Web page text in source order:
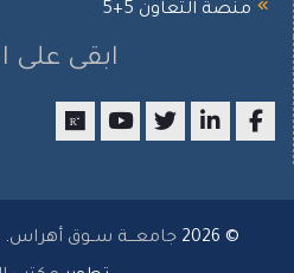
التعاون 5+5
ابقى على
جامعـــة ســوق أهراس . جميع